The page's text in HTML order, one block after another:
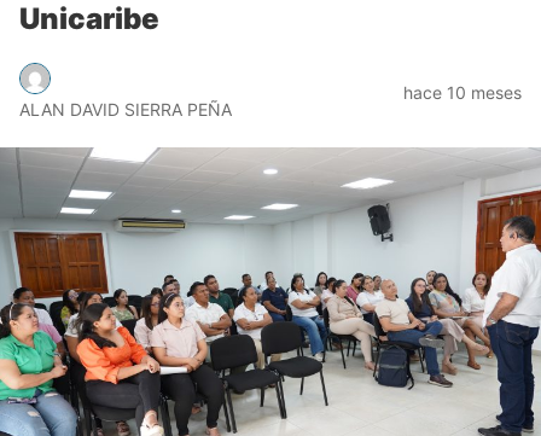
Unicaribe
ALAN DAVID SIERRA PEÑA
hace 10 meses